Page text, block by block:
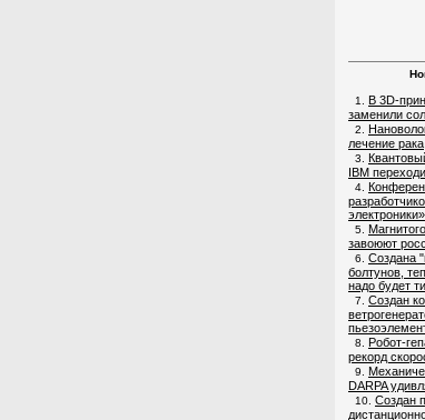
1. В 3D-
заменили
2.
лечение рака
3.
IBM
4.
электроники»
5.
завоюют
6. Создана
болтунов,
надо будет
7. Создан
8. Робот-
рекорд
9.
DARPA
10. Создан